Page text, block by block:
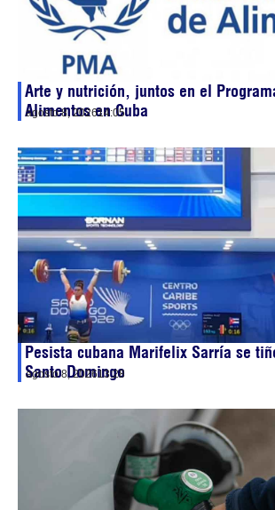
Arte y nutrición, juntos en el
Alimentos en Cuba
agosto 8, 202614:05
Pesista cubana Marifelix Sarría se
Santo Domingo
agosto 8, 202613:28